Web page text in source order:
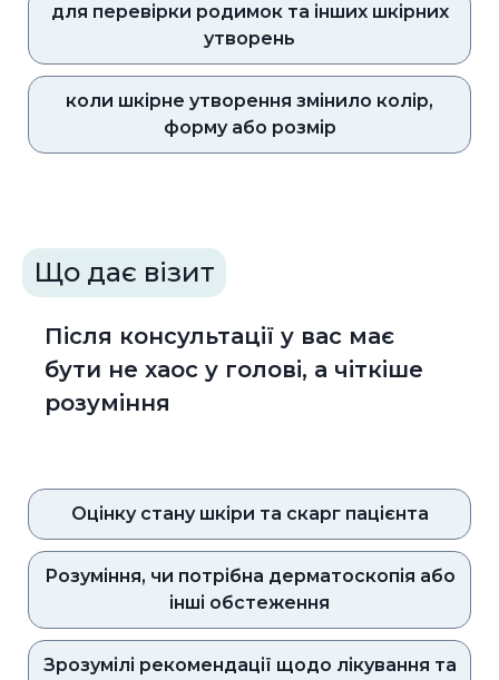
для перевірки родимок та інших шкірних
утворень
коли шкірне утворення змінило колір,
форму або розмір
Що дає візит
Після консультації у вас має
бути не хаос у голові, а чіткіше
розуміння
Оцінку стану шкіри та скарг пацієнта
Розуміння, чи потрібна дерматоскопія або
інші обстеження
Зрозумілі рекомендації щодо лікування та